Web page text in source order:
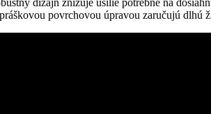
povrchovou úpravou zaručujú dlhú